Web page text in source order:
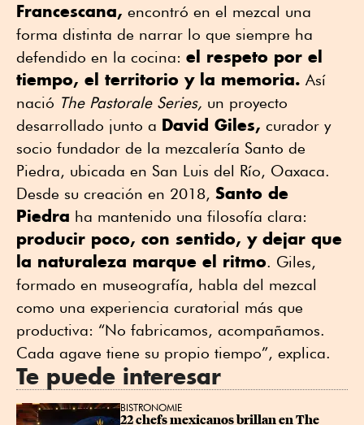
Francescana, encontró en el mezcal una
forma distinta de narrar lo que siempre ha
defendido en la cocina: el respeto por el
tiempo, el territorio y la memoria. Así
nació The Pastorale Series, un proyecto
desarrollado junto a David Giles, curador y
socio fundador de la mezcalería Santo de
Piedra, ubicada en San Luis del Río, Oaxaca.
Desde su creación en 2018, Santo de
Piedra ha mantenido una filosofía clara:
producir poco, con sentido, y dejar que
la naturaleza marque el ritmo. Giles,
formado en museografía, habla del mezcal
como una experiencia curatorial más que
productiva: “No fabricamos, acompañamos.
Cada agave tiene su propio tiempo”, explica.
Te puede interesar
BISTRONOMIE
22 chefs mexicanos brillan en The